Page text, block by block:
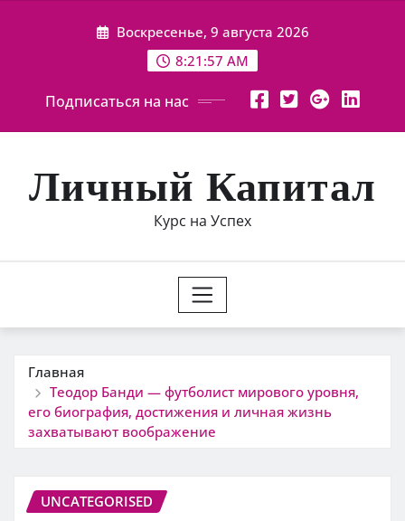
Воскресенье, 9 августа 2026
8:21:58 AM
Подписаться на нас
Личный Капитал
Курс на Успех
Главная
Теодор Банди — футболист мирового уровня,
его биография, достижения и личная жизнь
захватывают воображение
UNCATEGORISED